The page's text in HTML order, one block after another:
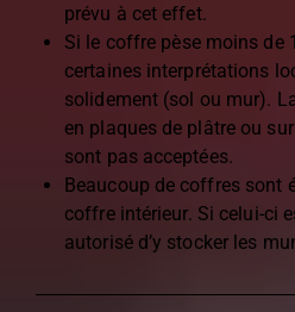
prévu à cet effet.
Si le coffre pèse moins de
certaines interprétations
solidement (sol ou mur).
en plaques de plâtre ou
sont pas acceptées.
Beaucoup de coffres sont
coffre intérieur. Si celui-ci
autorisé d’y stocker les